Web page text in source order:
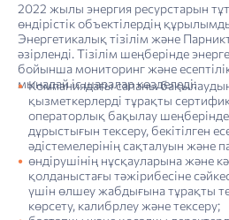
2022 жылы энергия ресурстарын
өндірістік объектілердің
Энергетикалық тізілім және
әзірленді. Тізілім шеңберінде
бойынша мониторинг және
мынадай іс шаралар көзделеді:
Компаниядағы сапаны
қызметкерлерді тұрақты
операторлық бақылау
дұрыстығын тексеру, бекітілген
әдістемелерінің сақталуын және
өндірушінің нұсқауларына және
қолданыстағы тәжірибесіне
үшін өлшеу жабдығына тұрақты
көрсету, калибрлеу және тексеру;